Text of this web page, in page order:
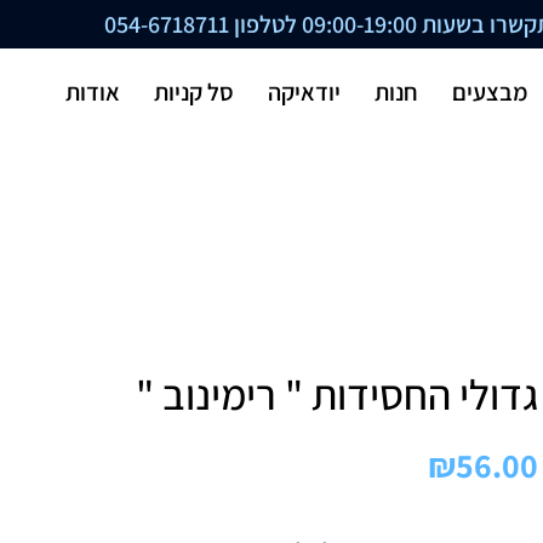
09:00-19:00 לטלפון 054-6718711
מבצעים חנות יודאיקה סל קניות אודות
גדולי החסידות " רימינוב "
₪56.00